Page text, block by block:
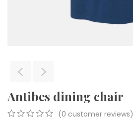
Antibes dining chair
(0 customer reviews)